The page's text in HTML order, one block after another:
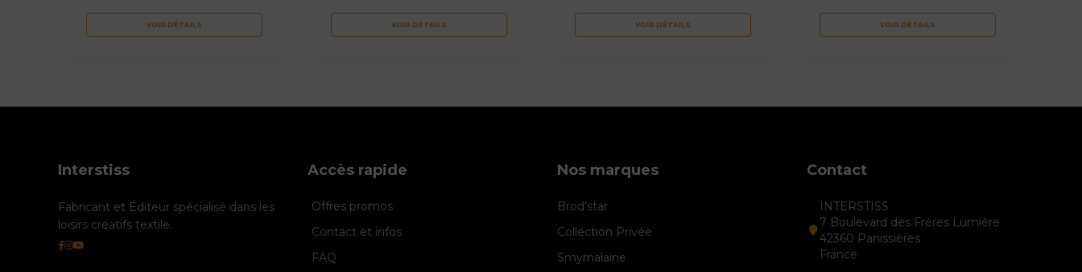
VOIR DÉTAILS VOIR DÉTAILS VOIR DÉTAILS VOIR DÉTAILS
Interstiss
Fabricant et Éditeur spécialisé dans les
loisirs créatifs textile.
Accès rapide
Offres promos
Contact et infos
FAQ
Nos marques
Brod'star
Collection Privée
Smyrnalaine
Contact
INTERSTISS
7 Boulevard des Frères Lumière
42360 Panissières
France